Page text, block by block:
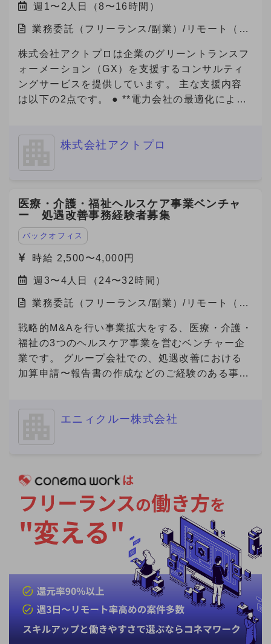
を検討しています。 【セールスチームの特徴】
の高いメンバーが刺激しあい切磋琢磨していま
す。 また、メンバー（マネジメント未経験）か
らリーダー・マネージャーに昇格したメンバーも
多数在籍しており、挑戦をしたい方へのチャンス
の機会がたくさんあります。 社内ナレッジも豊
ン後の動き方】 ・研修期間あり（最大15時間）
施、商談同席 ※研修期間中も報酬は発生します。
場合は1ヶ月ごとの自動更新制となります。 ※研
修期間の実績により契約終了の可能性あります。
プロフィール（社歴、業務ご経験）詳細をご記載
ください。 【必須2】下記、「副業からの転職」
について、該当する番号をお知らせください。
【必須3】バックグラウンドについても選考の参
考にさせていただいておりますので、大学・学
部・専攻内容も記載してご応募をお願いいたしま
す。 「副業からの転職」について： 数ヶ月〜半
ただける方から優先的に採用させていただく案件
能性「無し」 ② 内容・条件により転職の可能性
転職の可能性「あり」（半年から1年以内程度）
④ 転職を「積極的に検討中」（半年以内） -------
-------------- ※これらの記載がない場合、
施する観点から、大変恐縮ですがご返信できない
ことがありますので、ご協力をお願いいたしま
週1〜2人日（8〜16時間）
業務委託（フリーランス/副業）/リモート（在
株式会社アクトプロは企業のグリーントランスフ
ォーメーション（GX）を支援するコンサルティ
ングサービスを提供しています。 主な支援内容
は以下の2点です。 ● **電力会社の最適化による
あるコスト削減を実現します。 ● **Jクレジット
ESG評価・脱炭素経営の推進に貢献します。 近
年、GXは「企業の競争力」を左右する重要テー
マとなっており、コスト削減と環境価値の創出を
両立できる点が大きな魅力です。 今回、当社は
これらのサービスにご関心をお持ちの企業様をご
紹介いただけるパートナーを募集しています。
株式会社アクトプロ
医療・介護・福祉ヘルスケア事業ベンチャ
ー 処遇改善事務経験者募集
バックオフィス
時給 2,500〜4,000円
週3〜4人日（24〜32時間）
業務委託（フリーランス/副業）/リモート（在
戦略的M&Aを行い事業拡大をする、医療・介護・
福祉の3つのヘルスケア事業を営むベンチャー企
業です。 グループ会社での、処遇改善における
加算申請〜報告書の作成などのご経験のある事務
あたり■（必須） 必須要件について、具体的なご
ります。
エニィクルー株式会社